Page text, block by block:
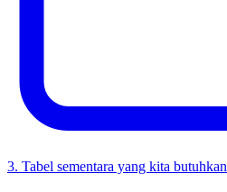
3. Tabel sementara yang kita butuhkan